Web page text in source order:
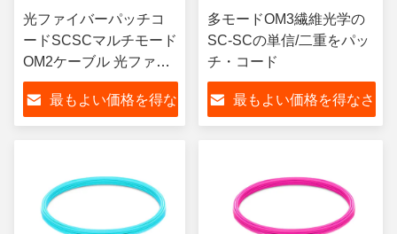
光ファイバーパッチコ
ードSCSCマルチモード
OM2ケーブル 光ファイ
バージャンパーとパッ
チケーブル接続に適し
ています
最もよい価格を得な
多モードOM3繊維光学の
SC-SCの単信/二重をパッ
チ・コード
最もよい価格を得なさ